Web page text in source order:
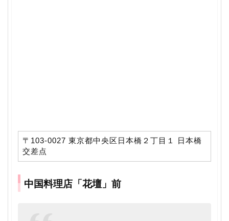
〒103-0027 東京都中央区日本橋２丁目１ 日本橋
交差点
中国料理店「花壇」前